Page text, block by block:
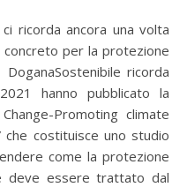
concreto per la protezione
ricorda
hanno pubblicato la
Promoting climate
costituisce uno studio
come la protezione
deve essere trattato dal